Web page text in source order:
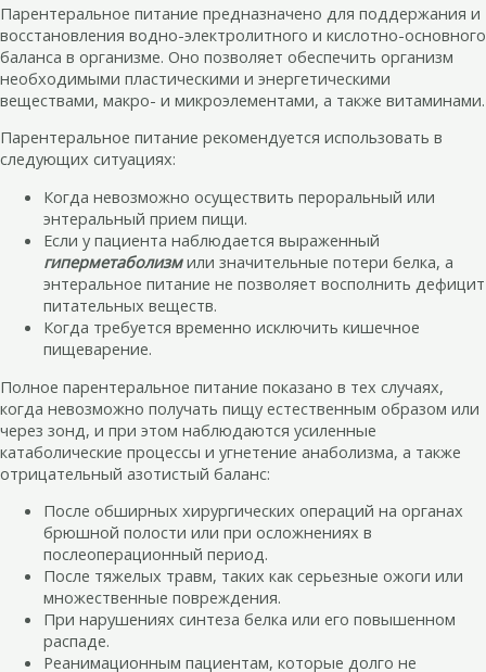
Парентеральное питание предназначено для поддержания и
восстановления водно-электролитного и кислотно-основного
баланса в организме. Оно позволяет обеспечить организм
необходимыми пластическими и энергетическими
веществами, макро- и микроэлементами, а также витаминами.
Парентеральное питание рекомендуется использовать в
следующих ситуациях:
Когда невозможно осуществить пероральный или
энтеральный прием пищи.
Если у пациента наблюдается выраженный
гиперметаболизмили значительные потери белка, а
энтеральное питание не позволяет восполнить дефицит
питательных веществ.
Когда требуется временно исключить кишечное
пищеварение.
Полное парентеральное питание показано в тех случаях,
когда невозможно получать пищу естественным образом или
через зонд, и при этом наблюдаются усиленные
катаболические процессы и угнетение анаболизма, а также
отрицательный азотистый баланс:
После обширных хирургических операций на органах
брюшной полости или при осложнениях в
послеоперационный период.
После тяжелых травм, таких как серьезные ожоги или
множественные повреждения.
При нарушениях синтеза белка или его повышенном
распаде.
Реанимационным пациентам, которые долго не